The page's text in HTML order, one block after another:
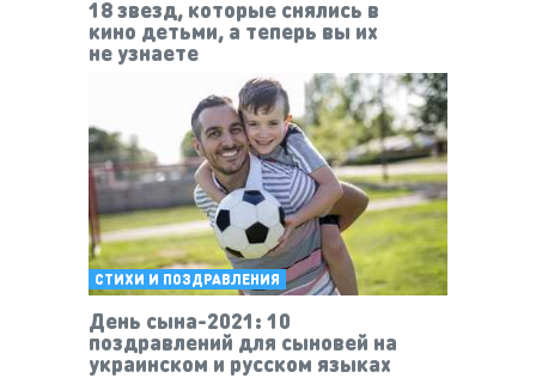
18 звезд, которые снялись в
кино детьми, а теперь вы их
не узнаете
СТИХИ И ПОЗДРАВЛЕНИЯ
День сына-2021: 10
поздравлений для сыновей на
украинском и русском языках